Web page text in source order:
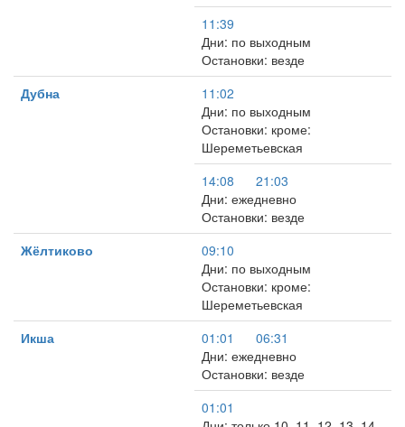
11:39
Дни: по выходным
Остановки: везде
Дубна
11:02
Дни: по выходным
Остановки: кроме:
Шереметьевская
14:08
21:03
Дни: ежедневно
Остановки: везде
Жёлтиково
09:10
Дни: по выходным
Остановки: кроме:
Шереметьевская
Икша
01:01
06:31
Дни: ежедневно
Остановки: везде
01:01